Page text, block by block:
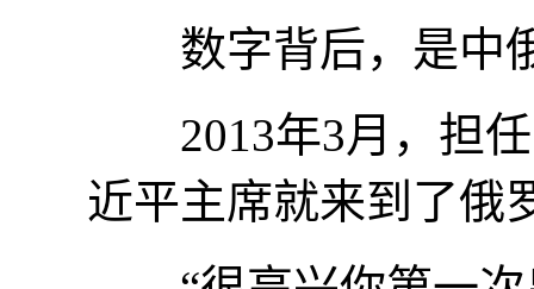
数字背后，是中俄
2013年3月，担任
近平主席就来到了俄